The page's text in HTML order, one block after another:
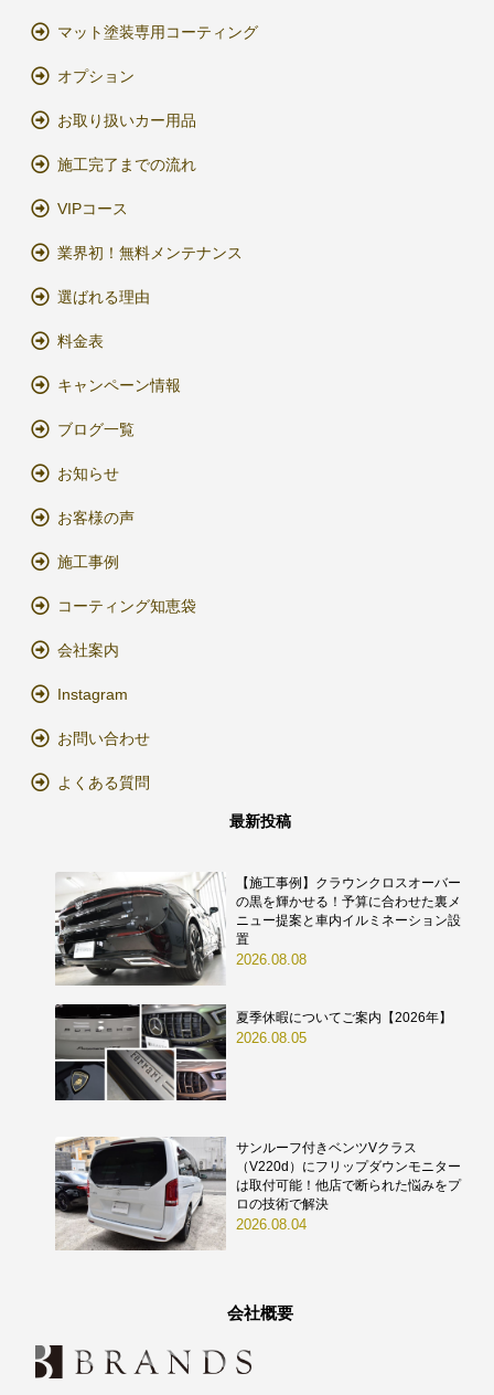
マット塗装専用コーティング
オプション
お取り扱いカー用品
施工完了までの流れ
VIPコース
業界初！無料メンテナンス
選ばれる理由
料金表
キャンペーン情報
ブログ一覧
お知らせ
お客様の声
施工事例
コーティング知恵袋
会社案内
Instagram
お問い合わせ
よくある質問
最新投稿
【施工事例】クラウンクロスオーバー
の黒を輝かせる！予算に合わせた裏メ
ニュー提案と車内イルミネーション設
置
2026.08.08
夏季休暇についてご案内【2026年】
2026.08.05
サンルーフ付きベンツVクラス
（V220d）にフリップダウンモニター
は取付可能！他店で断られた悩みをプ
ロの技術で解決
2026.08.04
会社概要